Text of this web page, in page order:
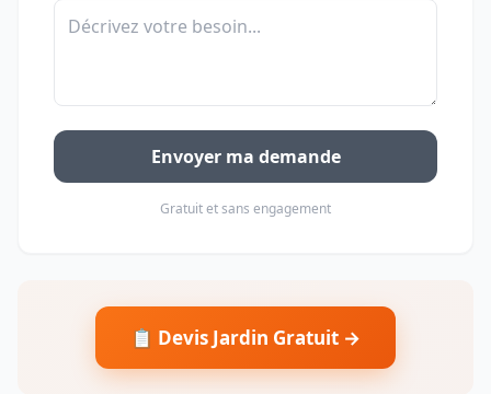
Envoyer ma demande
Gratuit et sans engagement
📋 Devis Jardin Gratuit →